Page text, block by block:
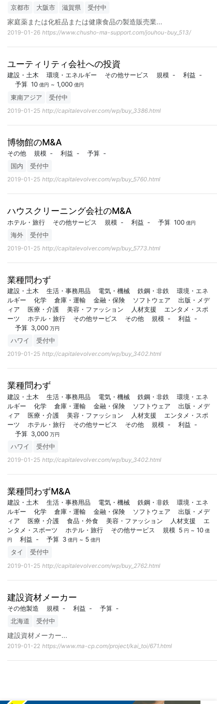
京都市 大阪市 滋賀県 受付中
家庭薬または化粧品または健康食品の製造販売業...
2019-01-26 https://www.chusho-ma-support.com/jouhou-buy_513/
ユーティリティ会社への投資
建設・土木 環境・エネルギー その他サービス 規模 - 利益 -
予算 10 億円 ~ 1,000 億円
東南アジア 受付中
2019-01-25 http://capitalevolver.com/wp/buy_3386.html
博物館のM&A
その他 規模 - 利益 - 予算 -
国内
受付中
2019-01-25 http://capitalevolver.com/wp/buy_5760.html
ハウスクリーニング会社のM&A
ホテル・旅行 その他サービス 規模 - 利益 - 予算 100 億円
海外 受付中
2019-01-25 http://capitalevolver.com/wp/buy_5773.html
業種問わず
建設・土木 生活・事務用品 電気・機械 鉄鋼・非鉄
環境・エネ
ルギー
化学 倉庫・運輸 金融・保険 ソフトウェア
出版・メデ
ィア
医療・介護 美容・ファッション 人材支援
エンタメ・スポ
ーツ
ホテル・旅行 その他サービス その他 規模 - 利益 -
予算 3,000 万円
ハワイ 受付中
2019-01-25 http://capitalevolver.com/wp/buy_3402.html
業種問わず
建設・土木 生活・事務用品 電気・機械 鉄鋼・非鉄
環境・エネ
ルギー
化学 倉庫・運輸 金融・保険 ソフトウェア
出版・メデ
ィア
医療・介護 美容・ファッション 人材支援
エンタメ・スポ
ーツ
ホテル・旅行 その他サービス その他 規模 - 利益 -
予算 3,000 万円
ハワイ 受付中
2019-01-25 http://capitalevolver.com/wp/buy_3402.html
業種問わずM&A
建設・土木 生活・事務用品 電気・機械 鉄鋼・非鉄
環境・エネ
ルギー
化学 倉庫・運輸 金融・保険 ソフトウェア
出版・メデ
ィア
医療・介護 食品・外食 美容・ファッション 人材支援
エ
ンタメ・スポーツ
ホテル・旅行 その他サービス 規模 5 円 ~ 10 億
円
利益 - 予算 3 億円 ~ 5 億円
タイ 受付中
2019-01-25 http://capitalevolver.com/wp/buy_2762.html
建設資材メーカー
その他製造 規模 - 利益 - 予算 -
北海道
受付中
建設資材メーカー...
2019-01-22 https://www.ma-cp.com/project/kai_toi/671.html